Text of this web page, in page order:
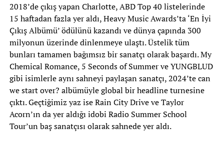
2018’de çıkış yapan Charlotte, ABD Top 40 listelerinde
15 haftadan fazla yer aldı, Heavy Music Awards’ta ‘En İyi
Çıkış Albümü’ ödülünü kazandı ve dünya çapında 300
milyonun üzerinde dinlenmeye ulaştı. Üstelik tüm
bunları tamamen bağımsız bir sanatçı olarak başardı. My
Chemical Romance, 5 Seconds of Summer ve YUNGBLUD
gibi isimlerle aynı sahneyi paylaşan sanatçı, 2024’te can
we start over? albümüyle global bir headline turnesine
çıktı. Geçtiğimiz yaz ise Rain City Drive ve Taylor
Acorn’ın da yer aldığı idobi Radio Summer School
Tour’un baş sanatçısı olarak sahnede yer aldı.